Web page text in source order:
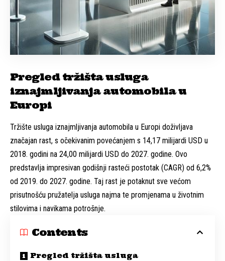
Pregled tržišta usluga
iznajmljivanja automobila u
Europi
Tržište usluga iznajmljivanja automobila u Europi doživljava
značajan rast, s očekivanim povećanjem s 14,17 milijardi USD u
2018. godini na 24,00 milijardi USD do 2027. godine. Ovo
predstavlja impresivan godišnji rasteći postotak (CAGR) od 6,2%
od 2019. do 2027. godine. Taj rast je potaknut sve većom
prisutnošću pružatelja usluga najma te promjenama u životnim
stilovima i navikama potrošnje.
Contents
Pregled tržišta usluga